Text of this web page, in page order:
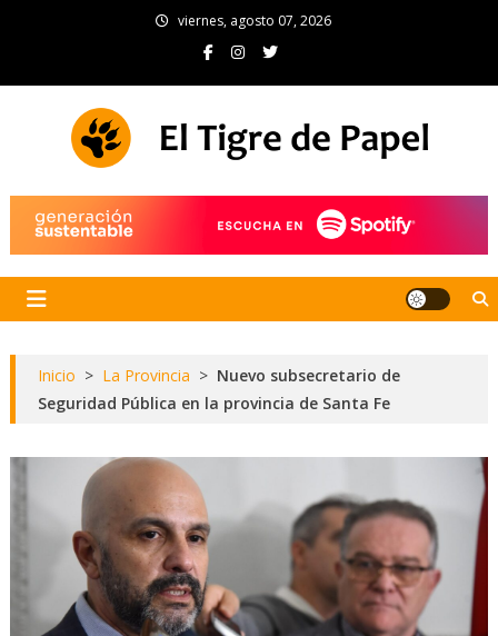
viernes, agosto 07, 2026
Inicio > La Provincia > Nuevo subsecretario de
Seguridad Pública en la provincia de Santa Fe